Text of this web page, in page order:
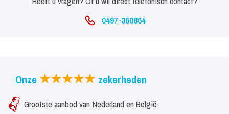
0497-360864
Onze zekerheden
Grootste aanbod van Nederland en België